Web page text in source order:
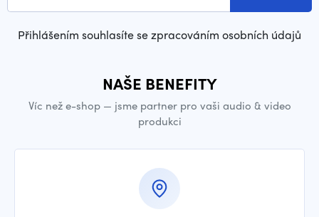
Přihlášením souhlasíte se zpracováním osobních údajů
NAŠE BENEFITY
Víc než e-shop — jsme partner pro vaši audio & video
produkci